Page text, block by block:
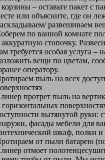
корзины – оставьте пакет с
или объясните, где он
развешиваем
по ванной комнате
аккуратную стопочку.
требуется особая услуга –
вещи по цветам,
оператору.
пыль на всех
протрет пыль на
горизонтальных
вытянутой руки:
фасады мебели для
шкаф, полки и
от пыли батарею
отмоет